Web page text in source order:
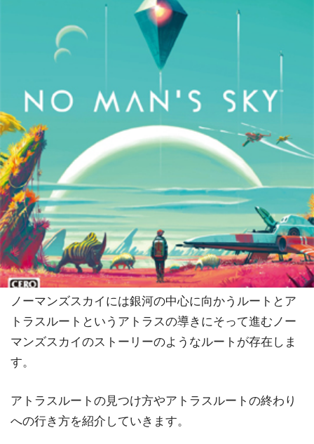
ノーマンズスカイには銀河の中心に向かうルートとア
トラスルートというアトラスの導きにそって進むノー
マンズスカイのストーリーのようなルートが存在しま
す。
アトラスルートの見つけ方やアトラスルートの終わり
への行き方を紹介していきます。